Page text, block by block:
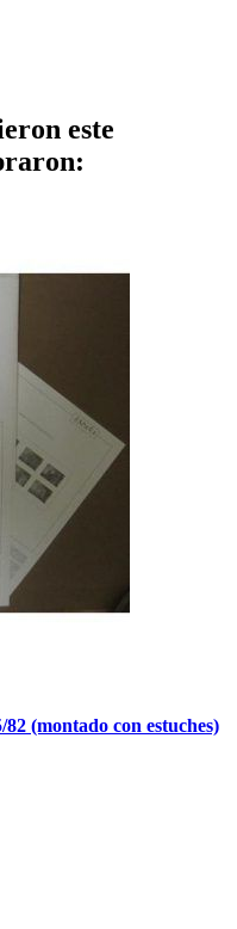
este
(montado con estuches)